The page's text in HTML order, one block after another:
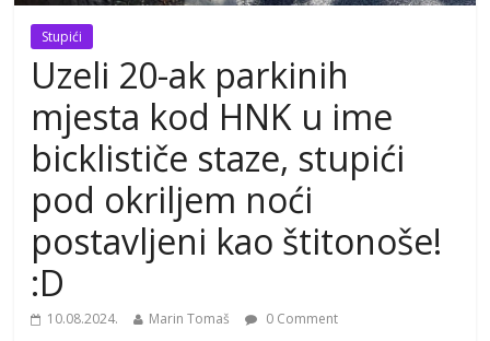
Stupići
Uzeli 20-ak parkinih
mjesta kod HNK u ime
bicklističe staze, stupići
pod okriljem noći
postavljeni kao štitonoše!
:D
10.08.2024. Marin Tomaš 0 Comment